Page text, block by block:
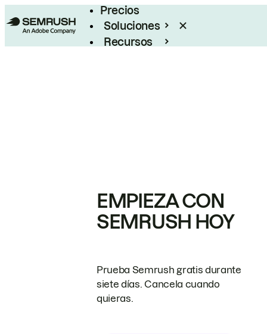
Precios
Soluciones
Recursos
EMPIEZA CON
SEMRUSH HOY
Prueba Semrush gratis durante
siete días. Cancela cuando
quieras.